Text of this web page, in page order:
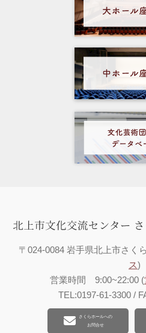
〒024-0084 岩手県北上市さく
ス)
営業時間 9:00~22:00 (
TEL:0197-61-3300 /
さくらホールへの
お問合せ